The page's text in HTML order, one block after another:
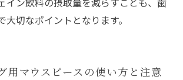
大切なポイントとなります。
用マウスピースの使い方と注意